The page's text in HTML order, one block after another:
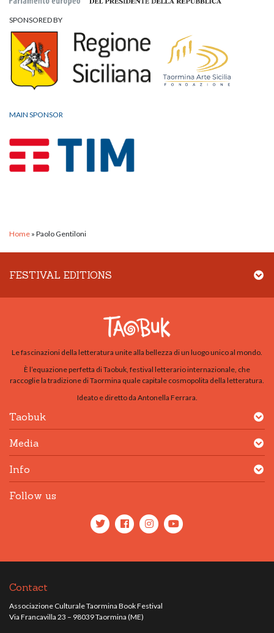
SPONSORED BY
MAIN SPONSOR
Home » Paolo Gentiloni
FESTIVAL EDITIONS
Le fascinazioni della letteratura unite alla bellezza di un luogo unico al mondo.
È l’equazione perfetta di Taobuk, festival letterario internazionale, che
raccoglie la tradizione di Taormina quale capitale cosmopolita della letteratura.
Ideato e diretto da Antonella Ferrara.
Taobuk
Media
Info
Follow us
Contact
Associazione Culturale Taormina Book Festival
Via Francavilla 23 – 98039 Taormina (ME)